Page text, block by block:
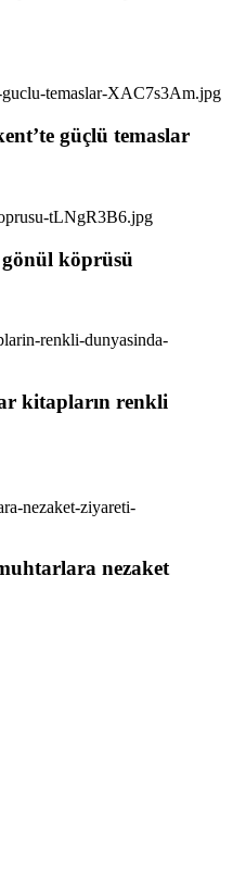
güçlü temaslar
gönül köprüsü
kitapların renkli
nezaket